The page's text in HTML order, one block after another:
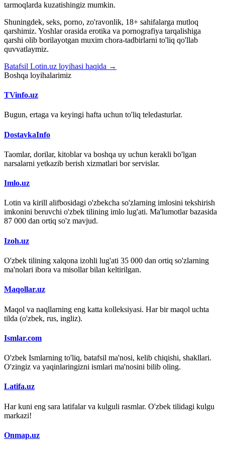
tarmoqlarda kuzatishingiz mumkin.
Shuningdek, seks, porno, zo'ravonlik, 18+ sahifalarga mutloq
qarshimiz. Yoshlar orasida erotika va pornografiya tarqalishiga
qarshi olib borilayotgan muxim chora-tadbirlarni to'liq qo'llab
quvvatlaymiz.
Batafsil Lotin.uz loyihasi haqida →
Boshqa loyihalarimiz
TVinfo.uz
Bugun, ertaga va keyingi hafta uchun to'liq teledasturlar.
DostavkaInfo
Taomlar, dorilar, kitoblar va boshqa uy uchun kerakli bo'lgan
narsalarni yetkazib berish xizmatlari bor servislar.
Imlo.uz
Lotin va kirill alifbosidagi o'zbekcha so'zlarning imlosini tekshirish
imkonini beruvchi o'zbek tilining imlo lug'ati. Ma'lumotlar bazasida
87 000 dan ortiq so'z mavjud.
Izoh.uz
O'zbek tilining xalqona izohli lug'ati 35 000 dan ortiq so'zlarning
ma'nolari ibora va misollar bilan keltirilgan.
Maqollar.uz
Maqol va naqllarning eng katta kolleksiyasi. Har bir maqol uchta
tilda (o'zbek, rus, ingliz).
Ismlar.com
O'zbek Ismlarning to'liq, batafsil ma'nosi, kelib chiqishi, shakllari.
O'zingiz va yaqinlaringizni ismlari ma'nosini bilib oling.
Latifa.uz
Har kuni eng sara latifalar va kulguli rasmlar. O'zbek tilidagi kulgu
markazi!
Onmap.uz